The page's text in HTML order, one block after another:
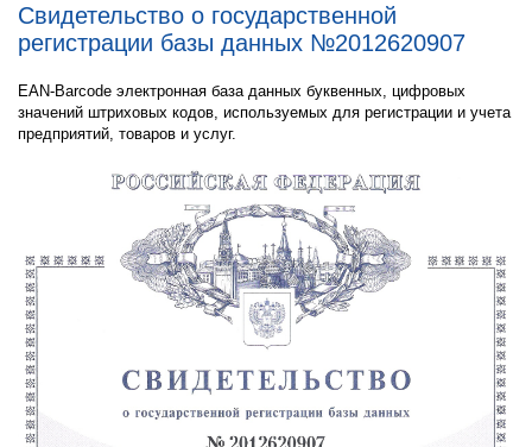
Свидетельство о государственной
регистрации базы данных №2012620907
EAN-Barcode электронная база данных буквенных, цифровых
значений штриховых кодов, используемых для регистрации и учета
предприятий, товаров и услуг.